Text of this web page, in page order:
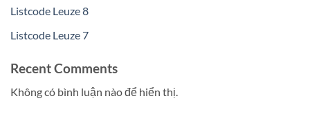
Listcode Leuze 8
Listcode Leuze 7
Recent Comments
Không có bình luận nào để hiển thị.